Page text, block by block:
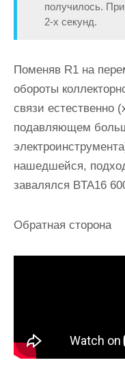
получилось.
2-х секунд.
Поменяв R1 на
обороты
связи естественно
подавляющем
нашедшейся,
завалялся BTA16
Обратная сторона